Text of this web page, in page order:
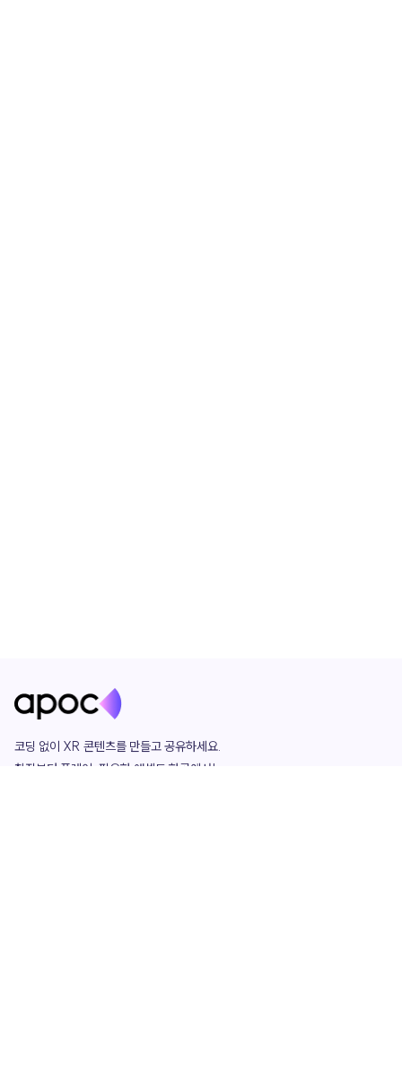
코딩 없이 XR 콘텐츠를 만들고 공유하세요.
창작부터 플레이, 필요한 애셋도 한곳에서!